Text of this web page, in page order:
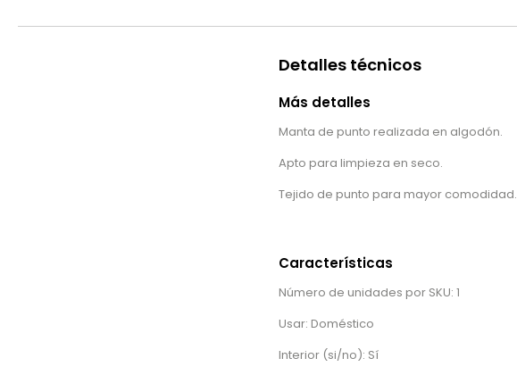
Detalles técnicos
Más detalles
Manta de punto realizada en algodón.
Apto para limpieza en seco.
Tejido de punto para mayor comodidad.
Características
Número de unidades por SKU: 1
Usar: Doméstico
Interior (si/no): Sí